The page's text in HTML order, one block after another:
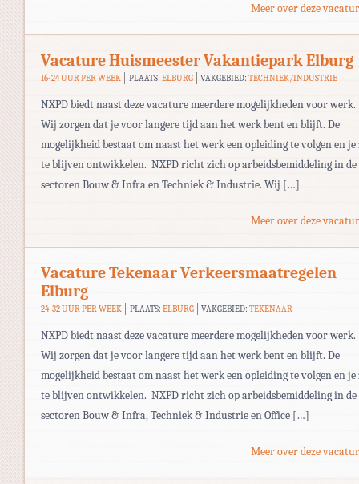
Meer over deze
Vacature Huismeester Vakantiepark Elburg
16-24 UUR PER WEEK PLAATS: ELBURG VAKGEBIED:TECHNIEK/INDUSTRIE
NXPD biedt naast deze vacature meerdere mogelijkheden voor werk.
Wij zorgen dat je voor langere tijd aan het werk bent en blijft. De
mogelijkheid bestaat om naast het werk een opleiding te volgen en je
te blijven ontwikkelen. NXPD richt zich op arbeidsbemiddeling in de
sectoren Bouw & Infra en Techniek & Industrie. Wij […]
Meer over deze
Vacature Tekenaar Verkeersmaatregelen
Elburg
24-32 UUR PER WEEK PLAATS: ELBURG VAKGEBIED:TEKENAAR
NXPD biedt naast deze vacature meerdere mogelijkheden voor werk.
Wij zorgen dat je voor langere tijd aan het werk bent en blijft. De
mogelijkheid bestaat om naast het werk een opleiding te volgen en je
te blijven ontwikkelen. NXPD richt zich op arbeidsbemiddeling in de
sectoren Bouw & Infra, Techniek & Industrie en Office […]
Meer over deze